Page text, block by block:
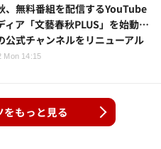
、無料番組を配信するYouTube
ィア「文藝春秋PLUS」を始動…
公式チャンネルをリニューアル
Mon 14:15
もっと見る